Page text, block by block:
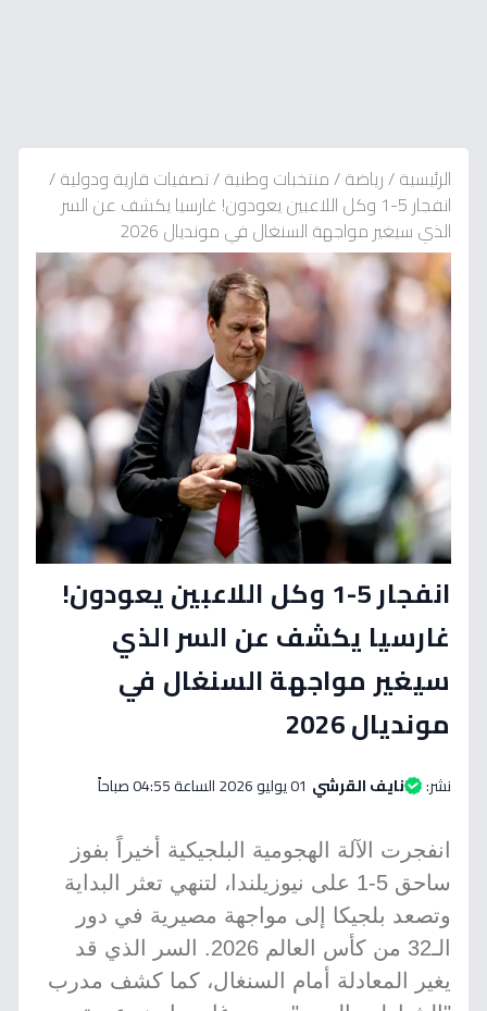
الرئيسية/رياضة/منتخبات وطنية/تصفيات قارية ودولية/
انفجار 5-1 وكل اللاعبين يعودون! غارسيا يكشف عن السر
الذي سيغير مواجهة السنغال في مونديال 2026
انفجار 5-1 وكل اللاعبين يعودون!
غارسيا يكشف عن السر الذي
سيغير مواجهة السنغال في
مونديال 2026
نشر: نايف القرشي 01 يوليو 2026 الساعة 04:55 صباحاً
انفجرت الآلة الهجومية البلجيكية أخيراً بفوز
ساحق 5-1 على نيوزيلندا، لتنهي تعثر البداية
وتصعد بلجيكا إلى مواجهة مصيرية في دور
الـ32 من كأس العالم 2026. السر الذي قد
يغير المعادلة أمام السنغال، كما كشف مدرب